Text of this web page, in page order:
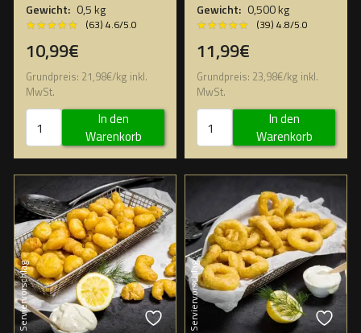
Gewicht: 0,5 kg
★★★★★
★★★★★ (63) 4.6/5.0
10,99€
Grundpreis: 21,98€/kg inkl.
MwSt.
In den
Warenkorb
Gewicht: 0,500 kg
★★★★★
★★★★★ (39) 4.8/5.0
11,99€
Grundpreis: 23,98€/kg inkl.
MwSt.
In den
Warenkorb
Serviervorschlag Serviervorschlag